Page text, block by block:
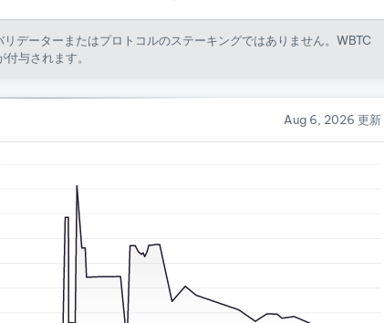
データーまたはプロトコルのステーキングではありません。WBTC
与されます。
Aug 6, 2026 更新